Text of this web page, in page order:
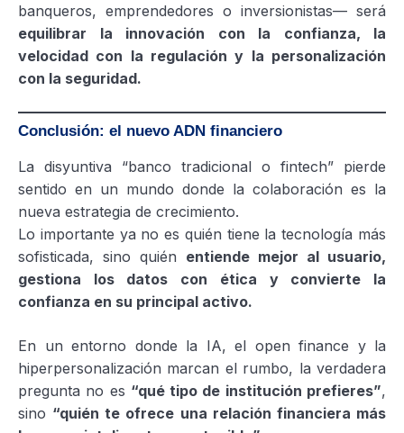
banqueros, emprendedores o inversionistas— será
equilibrar la innovación con la confianza, la
velocidad con la regulación y la personalización
con la seguridad.
Conclusión: el nuevo ADN financiero
La disyuntiva “banco tradicional o fintech” pierde
sentido en un mundo donde la colaboración es la
nueva estrategia de crecimiento.
Lo importante ya no es quién tiene la tecnología más
sofisticada, sino quién entiende mejor al usuario,
gestiona los datos con ética y convierte la
confianza en su principal activo.
En un entorno donde la IA, el open finance y la
hiperpersonalización marcan el rumbo, la verdadera
pregunta no es “qué tipo de institución prefieres”,
sino “quién te ofrece una relación financiera más